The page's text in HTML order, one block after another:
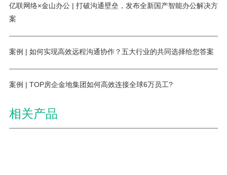
亿联网络×金山办公 | 打破沟通壁垒，发布全新国产智能办公解决方
案
案例 | 如何实现高效远程沟通协作？五大行业的共同选择给您答案
案例 | TOP房企金地集团如何高效连接全球6万员工?
相关产品